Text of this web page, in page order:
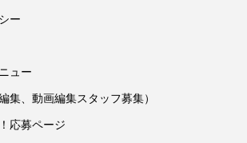
ー
ュー
集、動画編集スタッフ募集）
応募ページ